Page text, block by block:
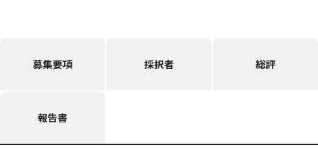
募集要項 採択者 総評
報告書